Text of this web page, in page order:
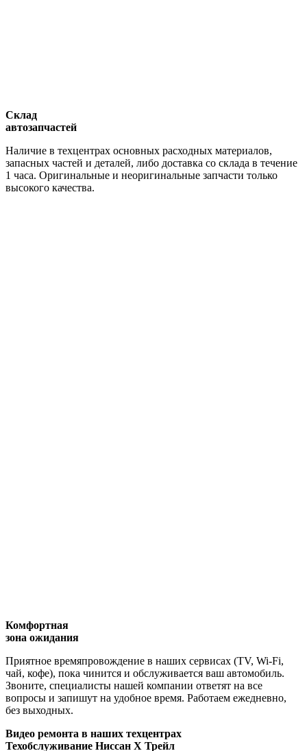
Склад
автозапчастей
Наличие в техцентрах основных расходных материалов,
запасных частей и деталей, либо доставка со склада в течение
1 часа. Оригинальные и неоригинальные запчасти только
высокого качества.
Комфортная
зона ожидания
Приятное времяпровождение в наших сервисах (TV, Wi-Fi,
чай, кофе), пока чинится и обслуживается ваш автомобиль.
Звоните, специалисты нашей компании ответят на все
вопросы и запишут на удобное время. Работаем ежедневно,
без выходных.
Видео ремонта в наших техцентрах
Техобслуживание Ниссан Х Трейл